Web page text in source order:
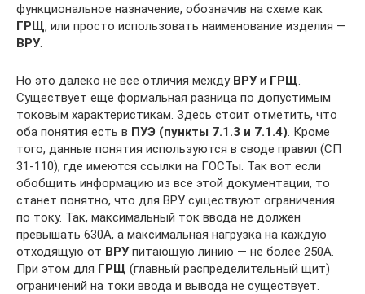
функциональное назначение, обозначив на схеме как
ГРЩ, или просто использовать наименование изделия —
ВРУ.
Но это далеко не все отличия между ВРУи ГРЩ
Существует еще формальная разница по допустимым
токовым характеристикам. Здесь стоит отметить, что
оба понятия есть в ПУЭ (пункты 7.1.3 и 7.1.4) . Кроме
того, данные понятия используются в своде правил (СП
31-110), где имеются ссылки на ГОСТы. Так вот если
обобщить информацию из все этой документации, то
станет понятно, что для ВРУ существуют ограничения
по току. Так, максимальный ток ввода не должен
превышать 630A, а максимальная нагрузка на каждую
отходящую от ВРУпитающую линию — не более 250A.
При этом для ГРЩ (главный распределительный щит)
ограничений на токи ввода и вывода не существует.